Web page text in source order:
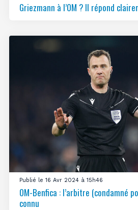
Griezmann à l’OM ? Il répond
Publié le 16 Avr 2024 à 15h46
OM-Benfica : l’arbitre (condamné
connu